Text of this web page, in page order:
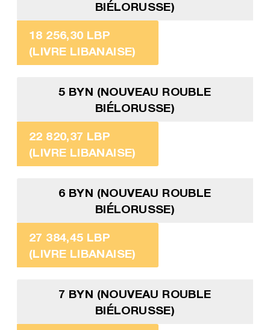
BIÉLORUSSE)
18 256,30 LBP
(LIVRE LIBANAISE)
5 BYN (NOUVEAU ROUBLE
BIÉLORUSSE)
22 820,37 LBP
(LIVRE LIBANAISE)
6 BYN (NOUVEAU ROUBLE
BIÉLORUSSE)
27 384,45 LBP
(LIVRE LIBANAISE)
7 BYN (NOUVEAU ROUBLE
BIÉLORUSSE)